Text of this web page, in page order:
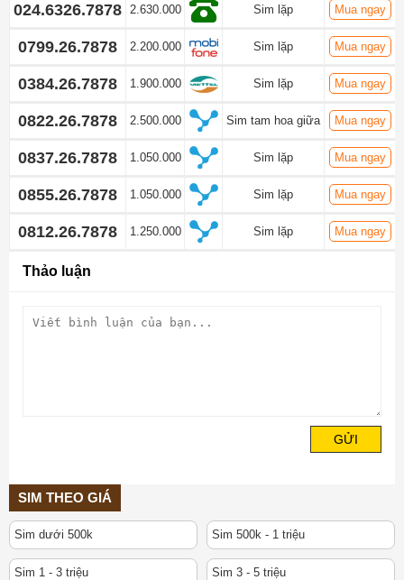
024.6326.7878 2.630.000 Sim lặp Mua ngay
0799.26.7878 2.200.000 Sim lặp Mua ngay
0384.26.7878 1.900.000 Sim lặp Mua ngay
0822.26.7878 2.500.000 Sim tam hoa giữa Mua ngay
0837.26.7878 1.050.000 Sim lặp Mua ngay
0855.26.7878 1.050.000 Sim lặp Mua ngay
0812.26.7878 1.250.000 Sim lặp Mua ngay
Thảo luận
GỬI
SIM THEO GIÁ
Sim dưới 500k Sim 500k - 1 triệu
Sim 1 - 3 triệu Sim 3 - 5 triệu